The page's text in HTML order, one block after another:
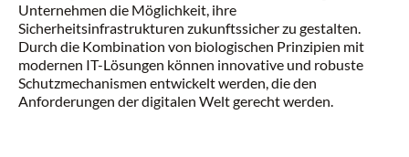
Unternehmen die Möglichkeit, ihre
Sicherheitsinfrastrukturen zukunftssicher zu gestalten.
Durch die Kombination von biologischen Prinzipien mit
modernen IT-Lösungen können innovative und robuste
Schutzmechanismen entwickelt werden, die den
Anforderungen der digitalen Welt gerecht werden.